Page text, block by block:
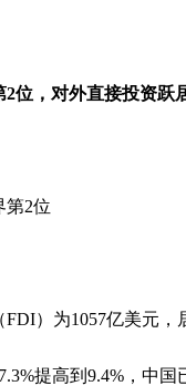
2位，对外直接投资跃
第2位
FDI）为1057亿美元，
7.3%提高到 9.4% ，中